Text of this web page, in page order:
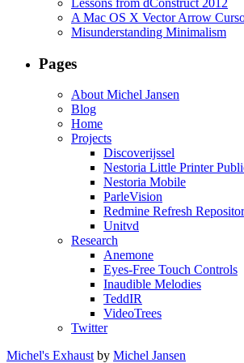
Lessons from dConstruct 2012
A Mac OS X Vector Arrow
Misunderstanding Minimalism
Pages
About Michel Jansen
Blog
Home
Projects
Discoverijssel
Nestoria Little Printer
Nestoria Mobile
ParleVision
Redmine Refresh
Unitvd
Research
Anemone
Eyes-Free Touch Controls
Inaudible Melodies
TeddIR
VideoTrees
Twitter
Michel's Exhaustby Michel Jansen